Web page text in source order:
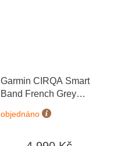
Garmin CIRQA Smart
Band French Grey
L/XL 010-04675-01
objednáno